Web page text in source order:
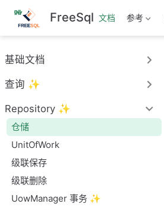
跳
至
主
要
內
容
FreeSql 文档 参考
基础文档
查询 ✨
Repository ✨
仓储
UnitOfWork
级联保存
级联删除
UowManager 事务 ✨